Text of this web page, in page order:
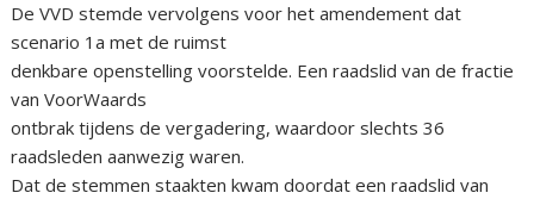
De VVD stemde vervolgens voor het amendement dat
scenario 1a met de ruimst
denkbare openstelling voorstelde. Een raadslid van de fractie
van VoorWaards
ontbrak tijdens de vergadering, waardoor slechts 36
raadsleden aanwezig waren.
Dat de stemmen staakten kwam doordat een raadslid van